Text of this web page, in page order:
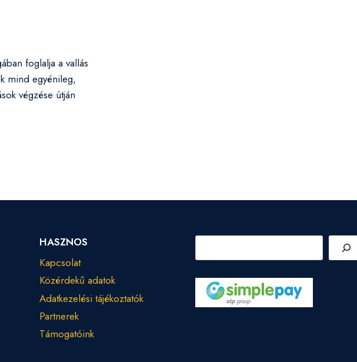
foglalja a vallás
mind egyénileg,
végzése útján
HASZNOS
Kapcsolat
Közérdekű adatok
Adatkezelési tájékoztatók
Partnerek
Támogatóink